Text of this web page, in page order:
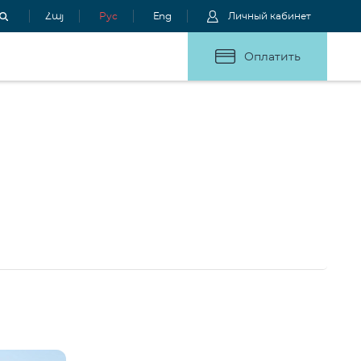
Հայ Рус Eng Личный кабинет
Оплатить